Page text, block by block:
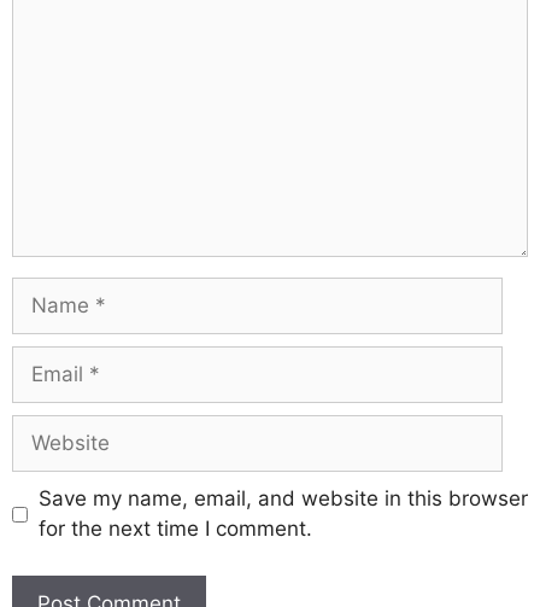
Save my name, email, and website in this browser
for the next time I comment.